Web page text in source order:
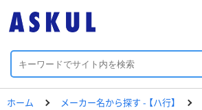
ホーム メーカー名から探す - 【ハ行】